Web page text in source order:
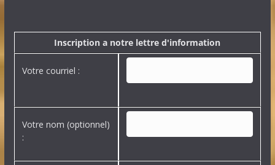
s
Inscription a notre lettre d'information
Votre courriel :
Votre nom (optionnel)
: